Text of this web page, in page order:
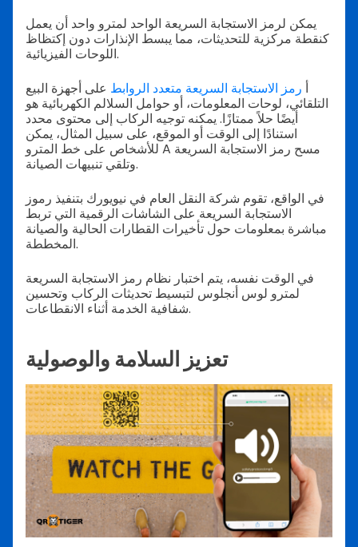
يمكن لرمز الاستجابة السريعة الواحد لمترو واحد أن يعمل
كنقطة مركزية للتحديثات، مما يبسط الإنذارات دون إكتظاظ
اللوحات الفيزيائية.
أ رمز الاستجابة السريعة متعدد الروابط على أجهزة البيع
التلقائي، لوحات المعلومات، أو حوامل السلالم الكهربائية هو
أيضًا حلاً ممتازًا. يمكنه توجيه الركاب إلى محتوى محدد
استنادًا إلى الوقت أو الموقع، على سبيل المثال، يمكن
للأشخاص على خط المترو A مسح رمز الاستجابة السريعة
وتلقي تنبيهات الصيانة.
في الواقع، تقوم شركة النقل العام في نيويورك بتنفيذ رموز
الاستجابة السريعة على الشاشات الرقمية التي تربط
مباشرة بمعلومات حول تأخيرات القطارات الحالية والصيانة
المخططة.
في الوقت نفسه، يتم اختبار نظام رمز الاستجابة السريعة
لمترو لوس أنجلوس لتبسيط تحديثات الركاب وتحسين
شفافية الخدمة أثناء الانقطاعات.
تعزيز السلامة والوصولية